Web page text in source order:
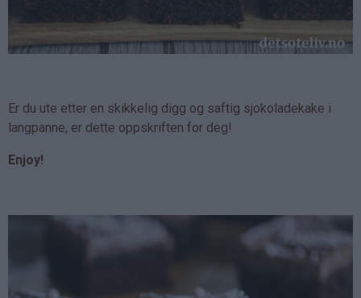
Er du ute etter en skikkelig digg og saftig sjokoladekake i
langpanne, er dette oppskriften for deg!
Enjoy!